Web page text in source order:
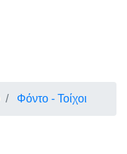
Φόντο - Τοίχοι